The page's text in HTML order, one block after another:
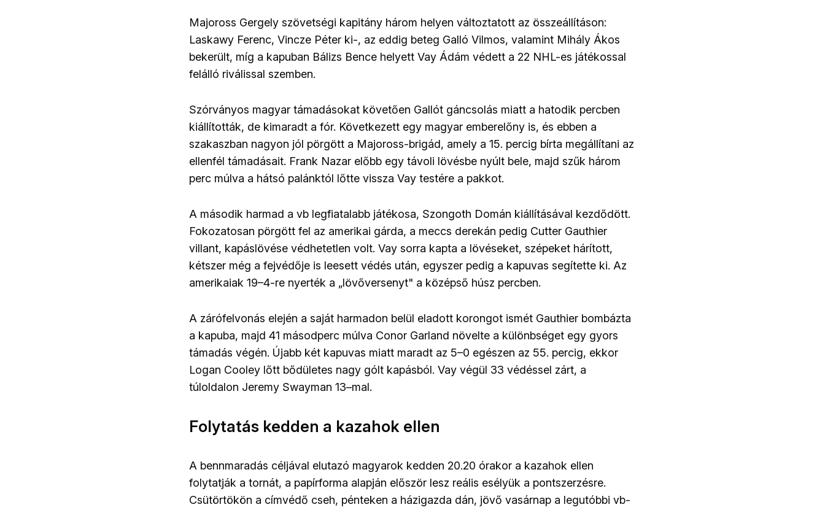
Majoross Gergely szövetségi kapitány három helyen változtatott az összeállításon:
Laskawy Ferenc, Vincze Péter ki-, az eddig beteg Galló Vilmos, valamint Mihály Ákos
bekerült, míg a kapuban Bálizs Bence helyett Vay Ádám védett a 22 NHL-es játékossal
felálló riválissal szemben.
Szórványos magyar támadásokat követően Gallót gáncsolás miatt a hatodik percben
kiállították, de kimaradt a fór. Következett egy magyar emberelőny is, és ebben a
szakaszban nagyon jól pörgött a Majoross-brigád, amely a 15. percig bírta megállítani az
ellenfél támadásait. Frank Nazar előbb egy távoli lövésbe nyúlt bele, majd szűk három
perc múlva a hátsó palánktól lőtte vissza Vay testére a pakkot.
A második harmad a vb legfiatalabb játékosa, Szongoth Domán kiállításával kezdődött.
Fokozatosan pörgött fel az amerikai gárda, a meccs derekán pedig Cutter Gauthier
villant, kapáslövése védhetetlen volt. Vay sorra kapta a lövéseket, szépeket hárított,
kétszer még a fejvédője is leesett védés után, egyszer pedig a kapuvas segítette ki. Az
amerikaiak 19–4-re nyerték a „lövőversenyt" a középső húsz percben.
A zárófelvonás elején a saját harmadon belül eladott korongot ismét Gauthier bombázta
a kapuba, majd 41 másodperc múlva Conor Garland növelte a különbséget egy gyors
támadás végén. Újabb két kapuvas miatt maradt az 5–0 egészen az 55. percig, ekkor
Logan Cooley lőtt bődületes nagy gólt kapásból. Vay végül 33 védéssel zárt, a
túloldalon Jeremy Swayman 13–mal.
Folytatás kedden a kazahok ellen
A bennmaradás céljával elutazó magyarok kedden 20.20 órakor a kazahok ellen
folytatják a tornát, a papírforma alapján először lesz reális esélyük a pontszerzésre.
Csütörtökön a címvédő cseh, pénteken a házigazda dán, jövő vasárnap a legutóbbi vb-